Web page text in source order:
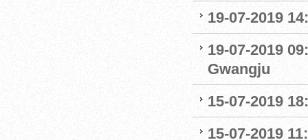
19-07-2019
19-07-2019
Gwangju
15-07-2019
15-07-2019